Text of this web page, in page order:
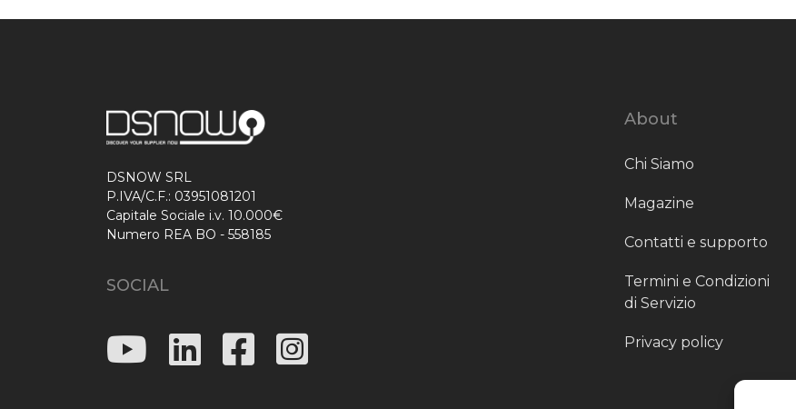
DSNOW SRL
P.IVA/C.F.: 03951081201
Capitale Sociale i.v. 10.000€
Numero REA BO - 558185
SOCIAL
About
Chi Siamo
Magazine
Contatti e supporto
Termini e Condizioni
di Servizio
Privacy policy